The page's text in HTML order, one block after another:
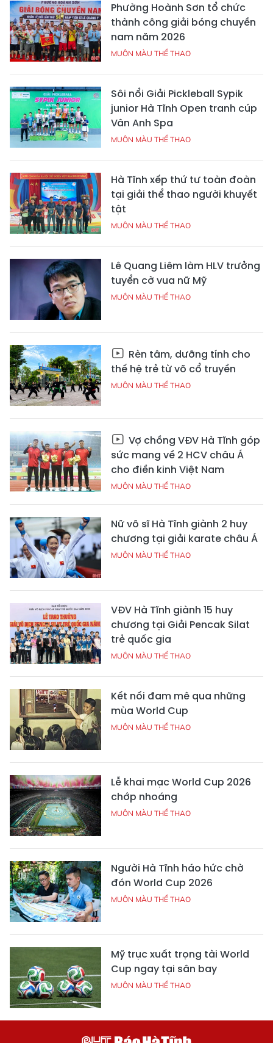
Phường Hoành Sơn tổ chức
thành công giải bóng chuyền
nam năm 2026
MUÔN MÀU THỂ THAO
Sôi nổi Giải Pickleball Sypik
junior Hà Tĩnh Open tranh cúp
Vân Anh Spa
MUÔN MÀU THỂ THAO
Hà Tĩnh xếp thứ tư toàn đoàn
tại giải thể thao người khuyết
tật
MUÔN MÀU THỂ THAO
Lê Quang Liêm làm HLV trưởng
tuyển cờ vua nữ Mỹ
MUÔN MÀU THỂ THAO
Rèn tâm, dưỡng tính cho
thế hệ trẻ từ võ cổ truyền
MUÔN MÀU THỂ THAO
Vợ chồng VĐV Hà Tĩnh góp
sức mang về 2 HCV châu Á
cho điền kinh Việt Nam
MUÔN MÀU THỂ THAO
Nữ võ sĩ Hà Tĩnh giành 2 huy
chương tại giải karate châu Á
MUÔN MÀU THỂ THAO
VĐV Hà Tĩnh giành 15 huy
chương tại Giải Pencak Silat
trẻ quốc gia
MUÔN MÀU THỂ THAO
Kết nối đam mê qua những
mùa World Cup
MUÔN MÀU THỂ THAO
Lễ khai mạc World Cup 2026
chớp nhoáng
MUÔN MÀU THỂ THAO
Người Hà Tĩnh háo hức chờ
đón World Cup 2026
MUÔN MÀU THỂ THAO
Mỹ trục xuất trọng tài World
Cup ngay tại sân bay
MUÔN MÀU THỂ THAO